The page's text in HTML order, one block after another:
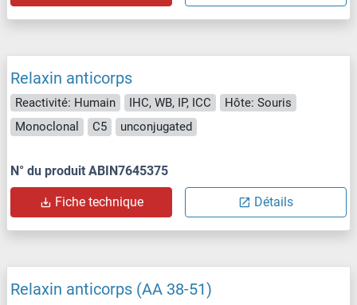
Relaxin anticorps
Reactivité: Humain IHC, WB, IP, ICC
Hôte: Souris
Monoclonal
C5 unconjugated
N° du produit ABIN7645375
Fiche technique Détails
Relaxin anticorps (AA 38-51)